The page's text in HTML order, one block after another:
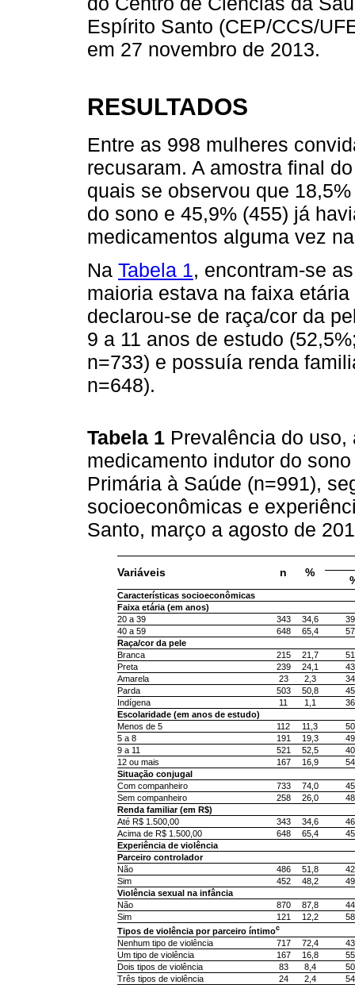
Espírito Santo (CEP/CCS/
em 27 novembro de 2013.
RESULTADOS
Entre as 998 mulheres
recusaram. A amostra final
quais se observou que
do sono e 45,9% (455) já
medicamentos alguma vez
Na Tabela 1, encontram-se
maioria estava na faixa
declarou-se de raça/cor da
9 a 11 anos de estudo
n=733) e possuía renda
n=648).
Tabela 1 Prevalência do
medicamento indutor do
Primária à Saúde (n=991),
socioeconômicas e
Santo, março a agosto de
Variáveis n %
Características socioeconômicas
Faixa etária (em anos)
20 a 39
343 34,6
40 a 59
648 65,4
Raça/cor da pele
Branca
215 21,7
Preta
239 24,1
Amarela
23 2,3
Parda
503 50,8
Indígena
11 1,1
Escolaridade (em anos de estudo)
Menos de 5
112 11,3
5 a 8
191 19,3
9 a 11
521 52,5
12 ou mais
167 16,9
Situação conjugal
Com companheiro
733 74,0
Sem companheiro
258 26,0
Renda familiar (em R$)
Até R$ 1.500,00
343 34,6
Acima de R$ 1.500,00
648 65,4
Experiência de violência
Parceiro controlador
Não
486 51,8
Sim
452 48,2
Violência sexual na infância
Não
870 87,8
Sim
121 12,2
Tipos de violência por parceiro íntimoc
Nenhum tipo de violência 717 72,4
Um tipo de violência
167 16,8
Dois tipos de violência
83 8,4
Três tipos de violência
24 2,4